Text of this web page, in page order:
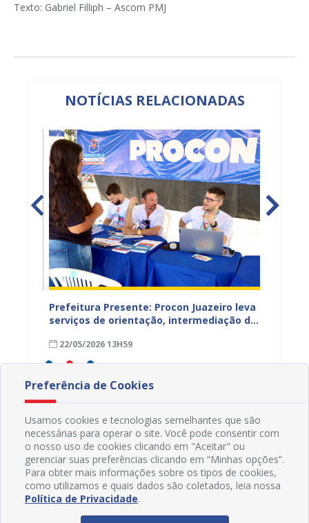
Texto: Gabriel Filliph – Ascom PMJ
NOTÍCIAS RELACIONADAS
Prefeitura Presente: Procon Juazeiro leva
serviços de orientação, intermediação de
a Lagoa do Salitre
22/05/2026 13H59
Preferência de Cookies
Usamos cookies e tecnologias semelhantes que são
necessárias para operar o site. Você pode consentir com
o nosso uso de cookies clicando em "Aceitar" ou
gerenciar suas preferências clicando em “Minhas opções”.
Para obter mais informações sobre os tipos de cookies,
como utilizamos e quais dados são coletados, leia nossa
Política de Privacidade.